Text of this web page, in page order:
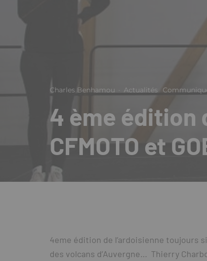
Charles Benhamou · Actualités
4 ème édition
CFMOTO et
4eme édition de l’ardoisienne toujours
des volcans d’Auvergne… Thierry